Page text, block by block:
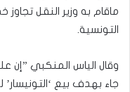
ماقام به وزير النقل
التونسية.
وقال الياس المنكبي ”إن
جاء بهدف بيع